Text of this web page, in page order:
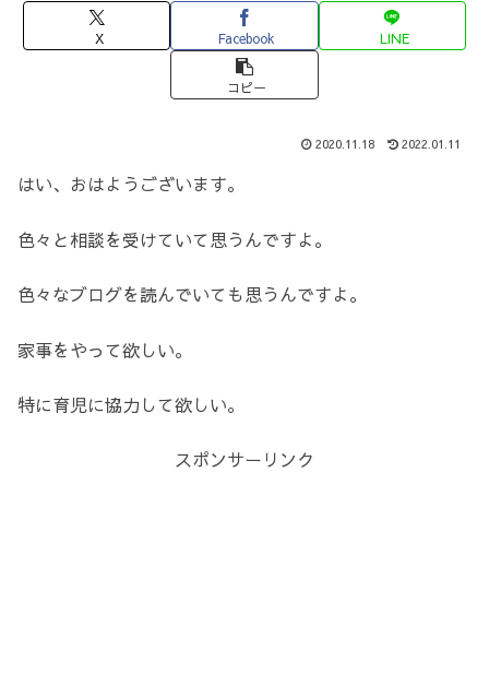
X Facebook LINE
コピー
2020.11.18 2022.01.11
はい、おはようございます。
色々と相談を受けていて思うんですよ。
色々なブログを読んでいても思うんですよ。
家事をやって欲しい。
特に育児に協力して欲しい。
スポンサーリンク